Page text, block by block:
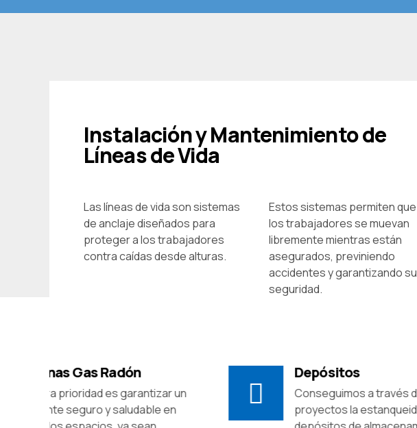
Instalación y Mantenimiento de
Líneas de Vida
Las líneas de vida son sistemas
de anclaje diseñados para
proteger a los trabajadores
contra caídas desde alturas.
Estos sistemas permiten que
los trabajadores se muevan
libremente mientras están
asegurados, previniendo
accidentes y garantizando su
seguridad.
Conseguimos a través de estos
proyectos la estanqueidad de los